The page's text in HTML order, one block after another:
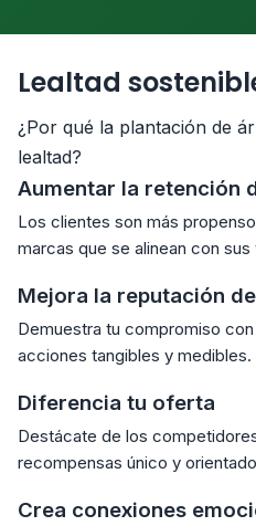
Lealtad
¿Por qué la plantación de
lealtad?
Aumentar la retención
Los clientes son más
marcas que se alinean con sus
Mejora la reputación
Demuestra tu compromiso
acciones tangibles y medibles.
Diferencia tu oferta
Destácate de los
recompensas único y
Crea conexiones